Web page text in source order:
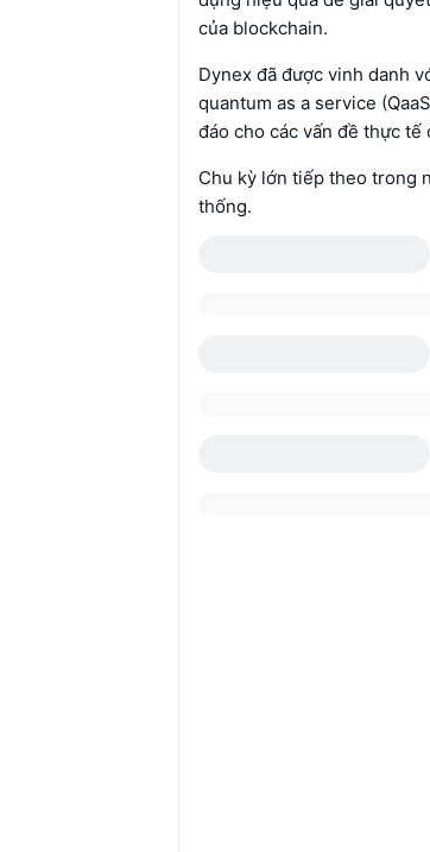
của blockchain.
Dynex đã được vinh danh
quantum as a service
đáo cho các vấn đề thực tế
Chu kỳ lớn tiếp theo trong
thống.